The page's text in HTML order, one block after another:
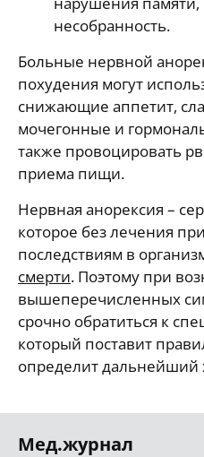
несобранность.
Больные нервной
похудения могут
снижающие аппетит,
мочегонные и
также провоцировать
приема пищи.
Нервная анорексия –
которое без лечения
последствиям в
смерти. Поэтому при
вышеперечисленных
срочно обратиться к
который поставит
определит дальнейший
Мед.журнал